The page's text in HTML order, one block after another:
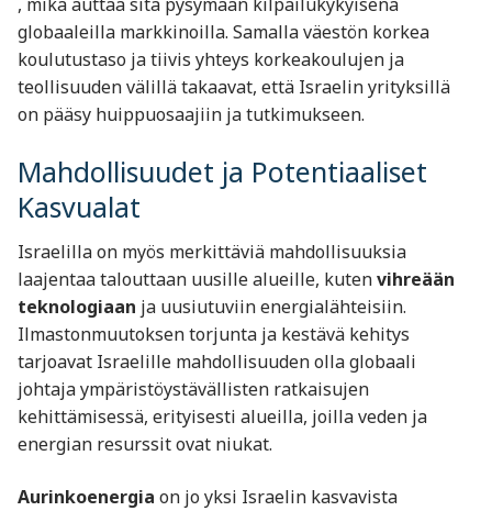
globaaleilla markkinoilla. Samalla väestön korkea
koulutustaso ja tiivis yhteys korkeakoulujen ja
teollisuuden välillä takaavat, että Israelin yrityksillä
on pääsy huippuosaajiin ja tutkimukseen.
Mahdollisuudet ja Potentiaaliset
Kasvualat
Israelilla on myös merkittäviä mahdollisuuksia
laajentaa talouttaan uusille alueille, kutenvihreään
teknologiaan ja uusiutuviin energialähteisiin.
Ilmastonmuutoksen torjunta ja kestävä kehitys
tarjoavat Israelille mahdollisuuden olla globaali
johtaja ympäristöystävällisten ratkaisujen
kehittämisessä, erityisesti alueilla, joilla veden ja
energian resurssit ovat niukat.
Aurinkoenergia on jo yksi Israelin kasvavista